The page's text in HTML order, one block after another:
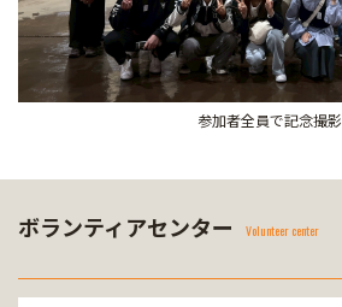
参加者全員で記念撮影
ボランティアセンター Volunteer center